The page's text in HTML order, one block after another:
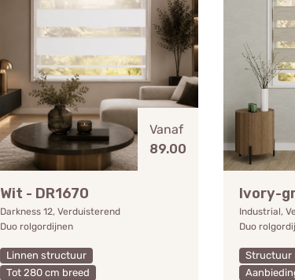
Vanaf
89.00
Wit - DR1670
Darkness 12, Verduisterend
Duo rolgordijnen
Linnen structuur
Tot 280 cm breed
Ivory-
Industrial,
Duo
Structuur